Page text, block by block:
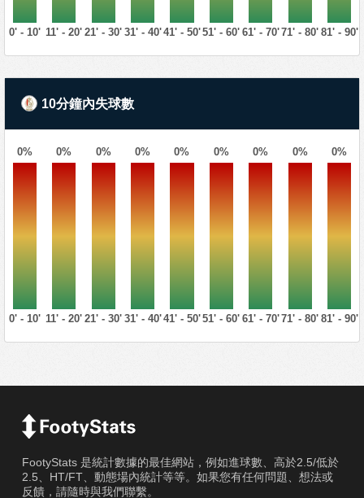
0' - 10' 11' - 20' 21' - 30' 31' - 40'41' - 50'51' - 60' 61' - 70'71' - 80' 81' - 90'
10分鐘內失球數
0% 0% 0% 0% 0% 0% 0% 0% 0%
0' - 10' 11' - 20' 21' - 30' 31' - 40'41' - 50'51' - 60' 61' - 70'71' - 80' 81' - 90'
FootyStats 是統計數據的最佳網站，例如進球數、高於2.5/低於
2.5、HT/FT、動態場內統計等等。如果您有任何問題、想法或
反饋，請隨時與我們聯繫。